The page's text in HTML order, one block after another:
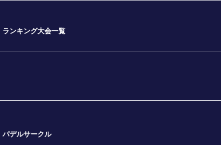
ランキング大会一覧
パデルサークル